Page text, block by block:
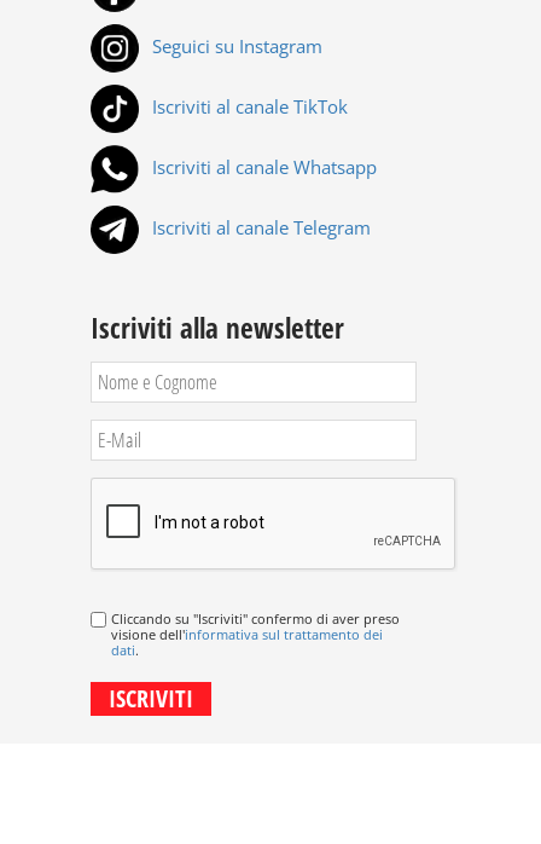
Seguici su Instagram
Iscriviti al canale TikTok
Iscriviti al canale Whatsapp
Iscriviti al canale Telegram
Iscriviti alla newsletter
Cliccando su "Iscriviti" confermo di aver preso
visione dell'informativa sul trattamento dei
dati.